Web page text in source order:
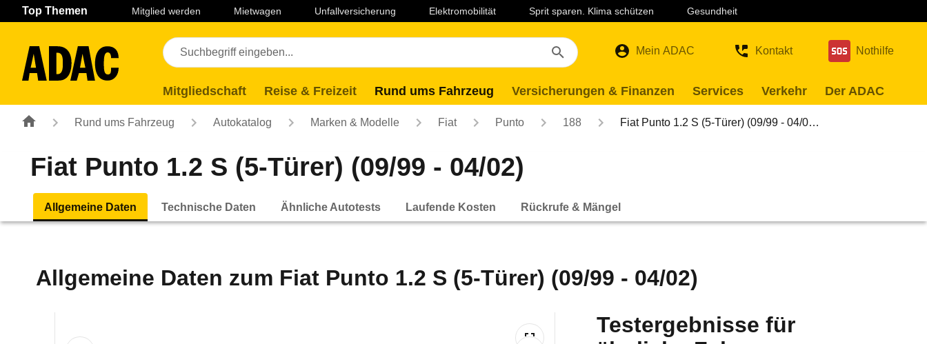
Navigation Seiteninhalt Fußzeile
Top Themen Mitglied werden Mietwagen Unfallversicherung Elektromobilität Sprit sparen. Klima schützen Gesundheit
Mein ADAC Kontakt Nothilfe
Mitgliedschaft Reise & Freizeit Rund ums Fahrzeug Versicherungen & Finanzen Services Verkehr Der ADAC
Rund ums Fahrzeug Autokatalog Marken & Modelle Fiat Punto 188 Fiat Punto 1.2 S (5-Türer) (09/99 - 04/0…
Fiat Punto 1.2 S (5-Türer) (09/99 - 04/02)
Allgemeine Daten Technische Daten Ähnliche Autotests Laufende Kosten Rückrufe & Mängel
Allgemeine Daten zum Fiat Punto 1.2 S (5-Türer) (09/99 - 04/02)
Testergebnisse für